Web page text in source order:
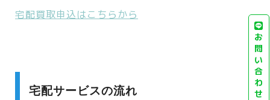
宅配買取申込はこちらから
宅配サービスの流れ
お
問
い
合
わ
せ